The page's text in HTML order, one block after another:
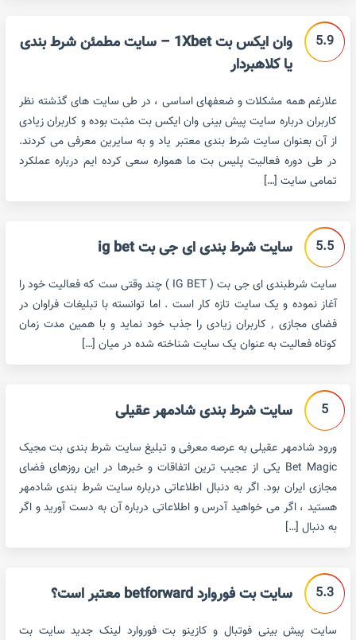
5.9
وان ایکس بت 1Xbet – سایت مطمئن شرط بندی
یا کلاهبردار
علارغم همه مشکلات و ضعفهای اساسی ، در طی سایت های گذشته نظر
کاربران درباره سایت پیش بینی وان ایکس بت مثبت بوده و کاربران زیادی
از آن بعنوان سایت شرط بندی معتبر یاد و به سایرین معرفی می کردند.
در طی دوره فعالیت پلیس بت ما همواره سعی کرده ایم درباره عملکرد
تمامی سایت […]
5.5 سایت شرط بندی ای جی بت ig bet
سایت شرطبندی ای جی بت ( IG BET ) چند وقتی ست که فعالیت خود را
آغاز نموده و یک سایت تازه کار است . اما توانسته با تبلیغات فراوان در
فضای مجازی ٬ کاربران زیادی را جذب خود نماید و با همین مدت زمان
کوتاه فعالیت به عنوان یک سایت شناخته شده در میان […]
5 سایت شرط بندی شادمهر عقیلی
ورود شادمهر عقیلی به عرصه معرفی و تبلیغ سایت شرط بندی بت مجیک
Bet Magic یکی از عجیب ترین اتفاقات و خبرها در این روزهای فضای
مجازی ایران بود. اگر به دنبال اطلاعاتی درباره سایت شرط بندی شادمهر
هستید ، اگر می خواهید آدرس و اطلاعاتی درباره آن به دست آورید و اگر
به دنبال […]
5.3 سایت بت فوروارد betforward معتبر است؟
سایت پیش بینی فوتبال و کازینو بت فوروارد لینک جدید سایت بت